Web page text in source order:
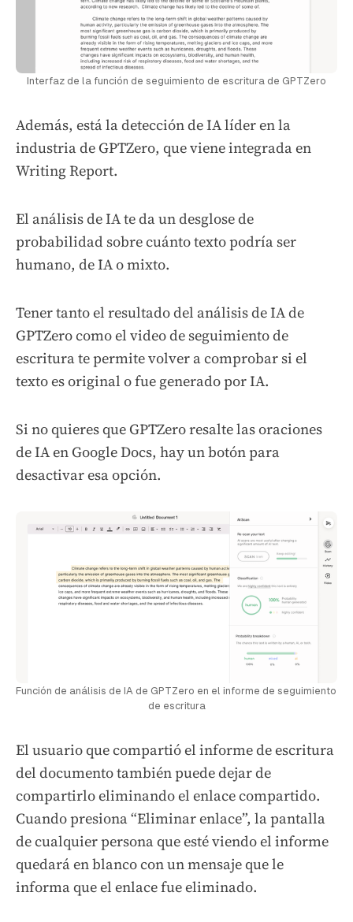
Interfaz de la función de seguimiento de escritura de GPTZero
Además, está la detección de IA líder en la
industria de GPTZero, que viene integrada en
Writing Report.
El análisis de IA te da un desglose de
probabilidad sobre cuánto texto podría ser
humano, de IA o mixto.
Tener tanto el resultado del análisis de IA de
GPTZero como el video de seguimiento de
escritura te permite volver a comprobar si el
texto es original o fue generado por IA.
Si no quieres que GPTZero resalte las oraciones
de IA en Google Docs, hay un botón para
desactivar esa opción.
Función de análisis de IA de GPTZero en el informe de seguimiento
de escritura
El usuario que compartió el informe de escritura
del documento también puede dejar de
compartirlo eliminando el enlace compartido.
Cuando presiona “Eliminar enlace”, la pantalla
de cualquier persona que esté viendo el informe
quedará en blanco con un mensaje que le
informa que el enlace fue eliminado.